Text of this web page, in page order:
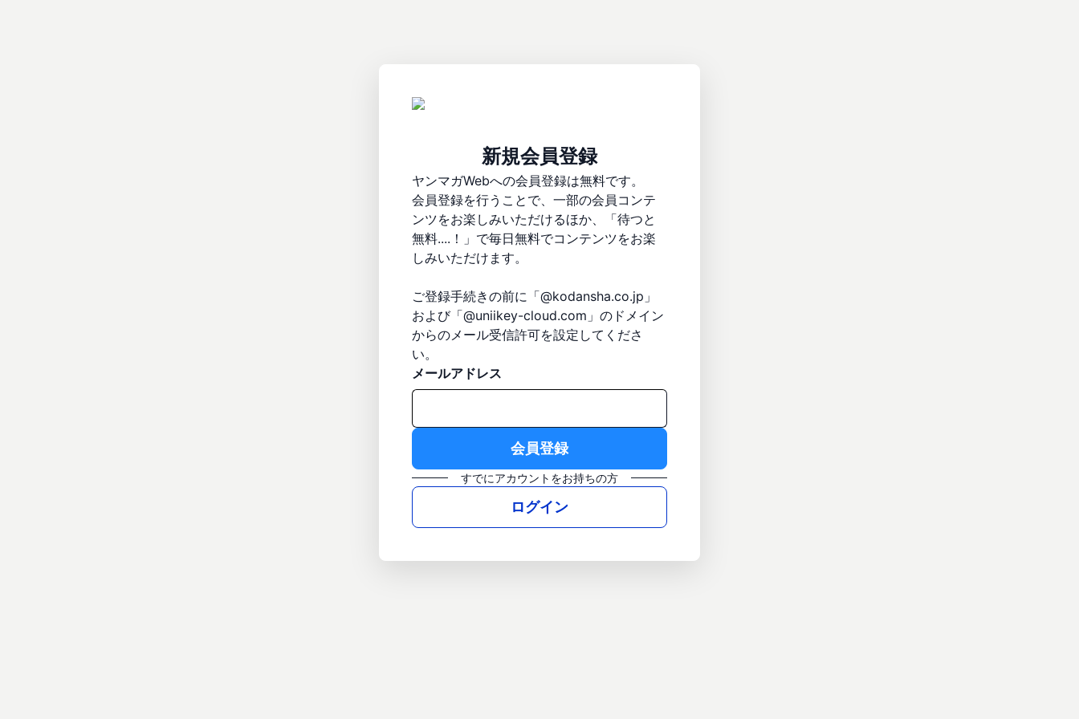
新規会員登録
ヤンマガWebへの会員登録は無料です。
会員登録を行うことで、一部の会員コンテ
ンツをお楽しみいただけるほか、「待つと
無料....！」で毎日無料でコンテンツをお楽
しみいただけます。
ご登録手続きの前に「@kodansha.co.jp」
および「@uniikey-cloud.com」のドメイン
からのメール受信許可を設定してくださ
い。
メールアドレス
すでにアカウントをお持ちの方